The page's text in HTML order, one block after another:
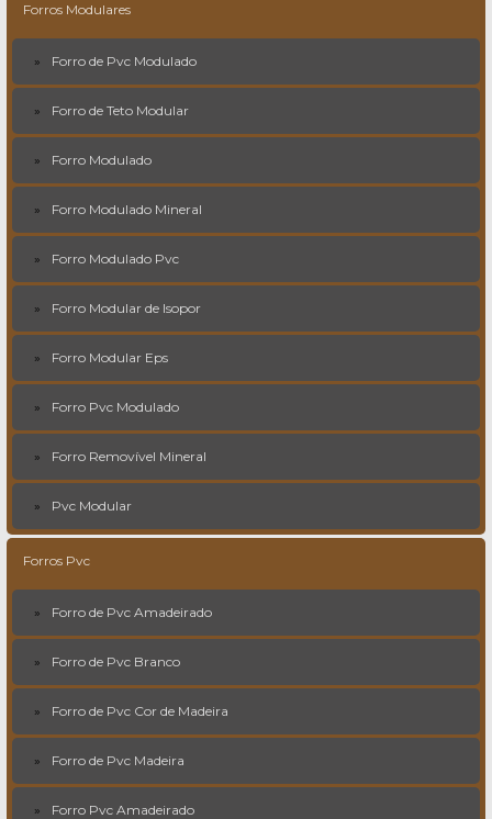
Forros Modulares
Forro de Pvc Modulado
Forro de Teto Modular
Forro Modulado
Forro Modulado Mineral
Forro Modulado Pvc
Forro Modular de Isopor
Forro Modular Eps
Forro Pvc Modulado
Forro Removível Mineral
Pvc Modular
Forros Pvc
Forro de Pvc Amadeirado
Forro de Pvc Branco
Forro de Pvc Cor de Madeira
Forro de Pvc Madeira
Forro Pvc Amadeirado